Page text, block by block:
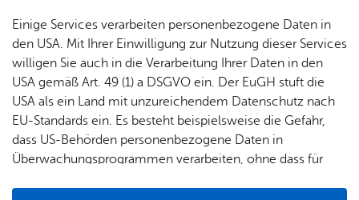
Ämter
A–Z
Diens
t­leis­
tun­gen
A–Z
For­
fent­li­
che
Be­
kannt­
ma­
chun­
Bil­
dung
& Be­
treu­
ung
Potz­
Bau­
stel­len
& Um­
lei­tun­
Um­
welt &
Kli­ma­
Fa­mi­lie
& Kin­
der
Se­nio­
ren
Woh­
nen
re­frei
Even­tu­ell ste­hen in der zu­ge­hö­ri­gen Dienst­leis­tung wei­te­
re For­mu­la­re oder di­gi­ta­le On­line-Diens­te zur Ver­fü­gung.
Zur Über­sicht
Einige Services verarbeiten personenbezogene Daten in
den USA. Mit Ihrer Einwilligung zur Nutzung dieser Services
willigen Sie auch in die Verarbeitung Ihrer Daten in den
USA gemäß Art. 49 (1) a DSGVO ein. Der EuGH stuft die
USA als ein Land mit unzureichendem Datenschutz nach
EU-Standards ein. Es besteht beispielsweise die Gefahr,
dass US-Behörden personenbezogene Daten in
Überwachungsprogrammen verarbeiten, ohne dass für